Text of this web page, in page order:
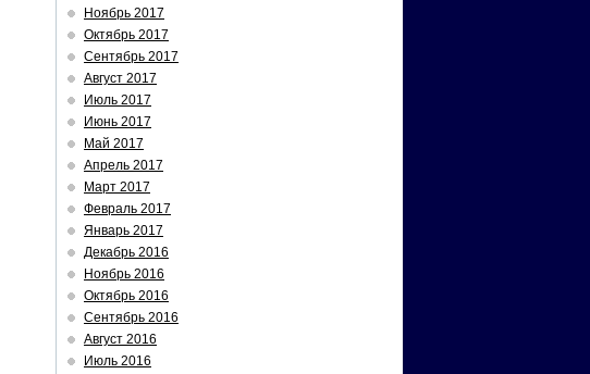
Ноябрь 2017
Октябрь 2017
Сентябрь 2017
Август 2017
Июль 2017
Июнь 2017
Май 2017
Апрель 2017
Март 2017
Февраль 2017
Январь 2017
Декабрь 2016
Ноябрь 2016
Октябрь 2016
Сентябрь 2016
Август 2016
Июль 2016